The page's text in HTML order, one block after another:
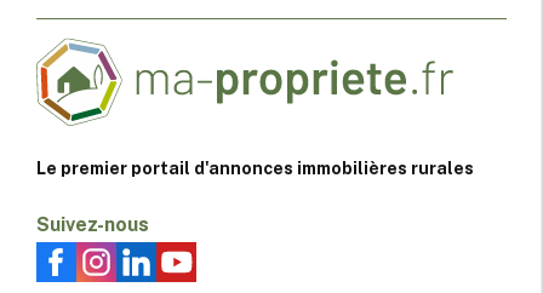
Le premier portail d'annonces immobilières rurales
Suivez-nous